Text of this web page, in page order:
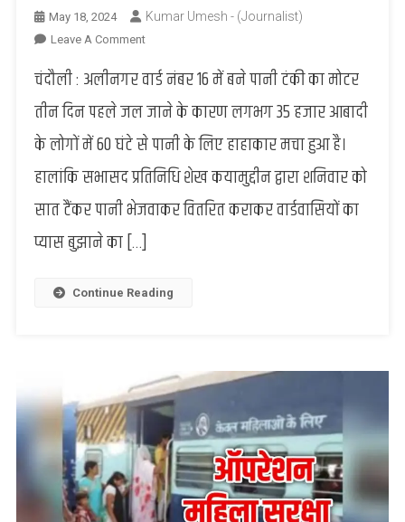
May 18, 2024 Kumar Umesh - (Journalist)
Leave A CommentOn
:
ट्यूबवेल
का
मोटर
शॉर्ट
होने
से
के
मचा
चंदौली : अलीनगर वार्ड नंबर 16 में बने पानी टंकी का मोटर
तीन दिन पहले जल जाने के कारण लगभग 35 हजार आबादी
के लोगों में 60 घंटे से पानी के लिए हाहाकार मचा हुआ है।
हालांकि सभासद प्रतिनिधि शेख कयामुद्दीन द्वारा शनिवार को
सात टैंकर पानी भेजवाकर वितरित कराकर वार्डवासियों का
प्यास बुझाने का […]
Continue Reading